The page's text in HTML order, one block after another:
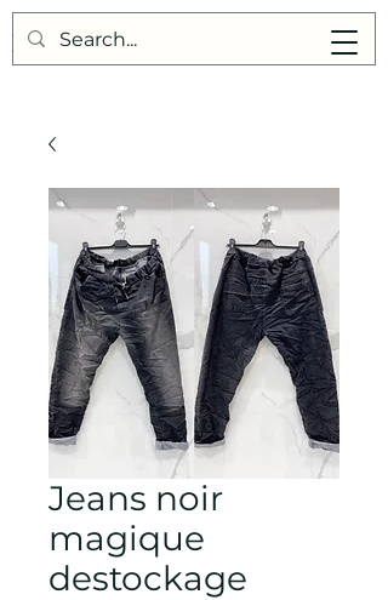
Points de Suture
Jeans noir
magique
destockage